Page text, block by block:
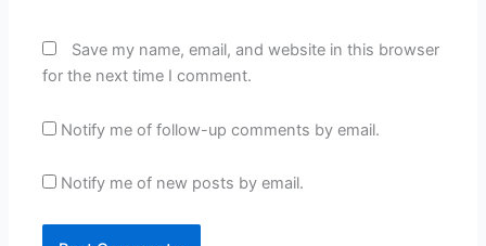
Save my name, email, and website in this browser
for the next time I comment.
Notify me of follow-up comments by email.
Notify me of new posts by email.